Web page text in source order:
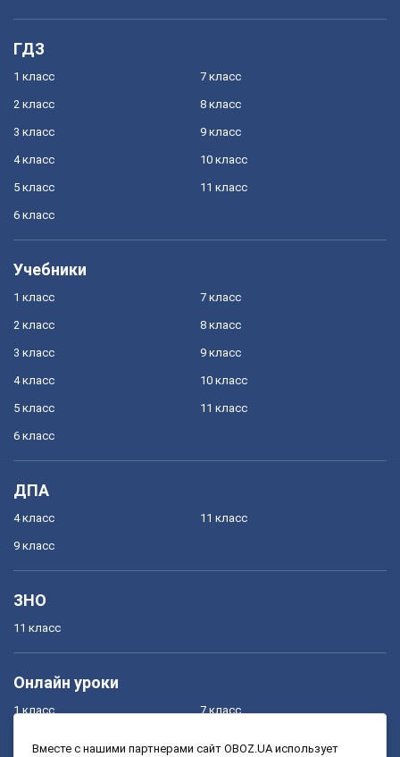
ГДЗ
1 класс
2 класс
3 класс
4 класс
5 класс
6 класс
7 класс
8 класс
9 класс
10 класс
11 класс
Учебники
1 класс
2 класс
3 класс
4 класс
5 класс
6 класс
7 класс
8 класс
9 класс
10 класс
11 класс
ДПА
4 класс
9 класс
11 класс
ЗНО
11 класс
Онлайн уроки
1 класс 7 класс
Вместе с нашими партнерами сайт OBOZ.UA использует